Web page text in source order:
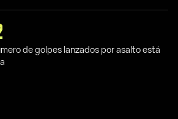
de golpes lanzados por asalto está